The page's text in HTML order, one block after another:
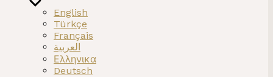
Visa
undermeny
English
Türkçe
Français
العربية
Ελληνικα
Deutsch